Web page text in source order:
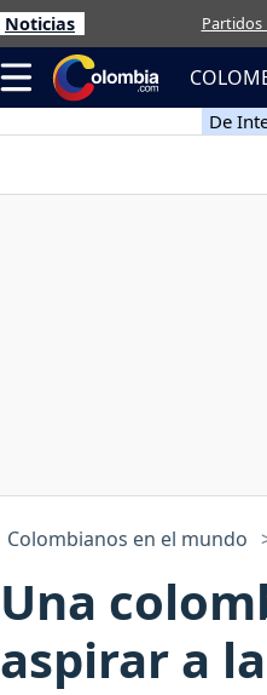
Noticias Partidos
De
Colombianos en el mundo
Una
aspirar a